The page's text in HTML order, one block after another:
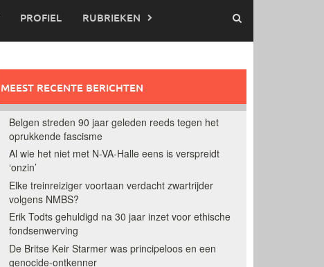
PROFIEL RUBRIEKEN
MEEST RECENTE BERICHTEN
Belgen streden 90 jaar geleden reeds tegen het
oprukkende fascisme
Al wie het niet met N-VA-Halle eens is verspreidt
‘onzin’
Elke treinreiziger voortaan verdacht zwartrijder
volgens NMBS?
Erik Todts gehuldigd na 30 jaar inzet voor ethische
fondsenwerving
De Britse Keir Starmer was principeloos en een
genocide-ontkenner